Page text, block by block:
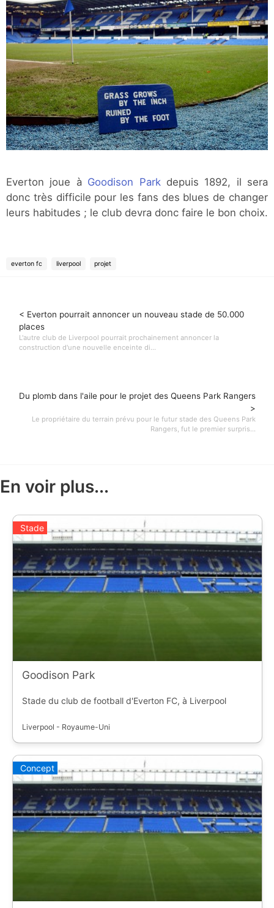
Everton joue à Goodison Parkdepuis 1892, il sera
donc très difficile pour les fans des blues de changer
leurs habitudes ; le club devra donc faire le bon choix.
everton fc liverpool projet
< Everton pourrait annoncer un nouveau stade de 50.000
places
L'autre club de Liverpool pourrait prochainement annoncer la
construction d'une nouvelle enceinte di...
Du plomb dans l'aile pour le projet des Queens Park Rangers
>
Le propriétaire du terrain prévu pour le futur stade des Queens Park
Rangers, fut le premier surpris...
En voir plus...
Stade
Goodison Park
Stade du club de football d'Everton FC, à Liverpool
Liverpool - Royaume-Uni
Concept